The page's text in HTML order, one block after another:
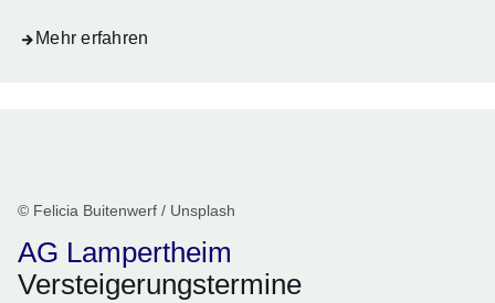
Mehr erfahren
© Felicia Buitenwerf / Unsplash
AG Lampertheim
Versteigerungstermine